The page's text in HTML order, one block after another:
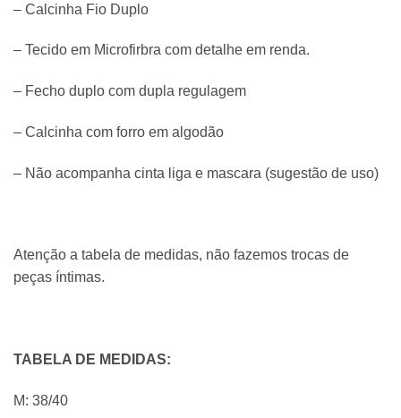
– Calcinha Fio Duplo
– Tecido em Microfirbra com detalhe em renda.
– Fecho duplo com dupla regulagem
– Calcinha com forro em algodão
– Não acompanha cinta liga e mascara (sugestão de uso)
Atenção a tabela de medidas, não fazemos trocas de
peças íntimas.
TABELA DE MEDIDAS:
M: 38/40